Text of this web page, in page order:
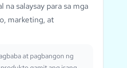
na salaysay para sa mga
marketing, at
at pagbangon ng